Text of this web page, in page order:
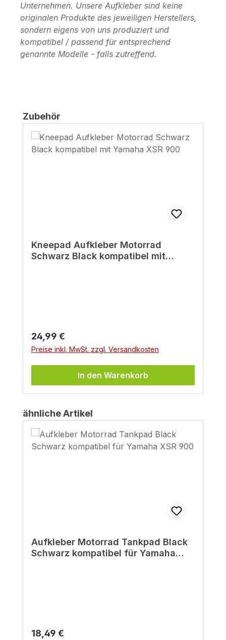
Unternehmen. Unsere Aufkleber sind keine
originalen Produkte des jeweiligen Herstellers,
sondern eigens von uns produziert und
kompatibel / passend für entsprechend
genannte Modelle - falls zutreffend.
Produktgalerie überspringen
Zubehör
Kneepad Aufkleber Motorrad
Schwarz Black kompatibel mit
Regulärer Preis:
24,99 €
Preise inkl. MwSt. zzgl. Versandkosten
In den Warenkorb
Produktgalerie überspringen
ähnliche Artikel
Aufkleber Motorrad Tankpad Black
Schwarz kompatibel für Yamaha
Regulärer Preis:
18,49 €